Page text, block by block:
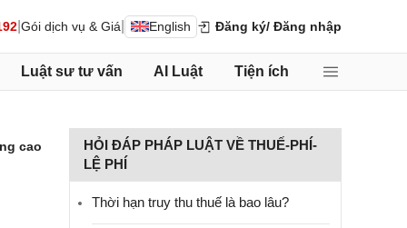
Gói dịch vụ & Giá English Đăng ký/ Đăng nhập
Luật sư tư vấn AI Luật Tiện ích
cao
HỎI ĐÁP PHÁP LUẬT VỀ THUẾ-PHÍ-
LỆ PHÍ
Thời hạn truy thu thuế là bao lâu?